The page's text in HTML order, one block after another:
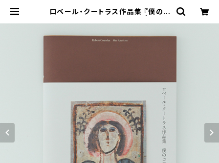
ロベール・クートラス作品集 『僕のご